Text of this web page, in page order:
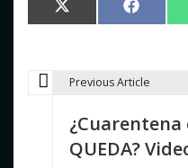
Compartir
en
X
(Twitter) en
N
Previous Article
¿Cuarentena
QUEDA?